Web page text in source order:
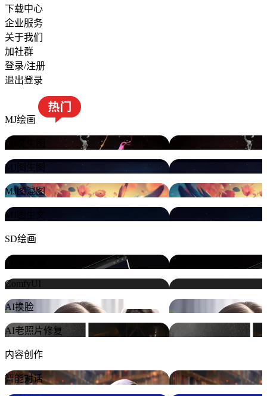
下载中心
企业服务
关于我们
加社群
登录/注册
退出登录
MJ绘画
MJ文生图
MJ图生图
MJ图混图
MJ图生文
SD绘画
SD专业版
ComfyUI
AI换脸
AI老照片修复
内容创作
智能对话